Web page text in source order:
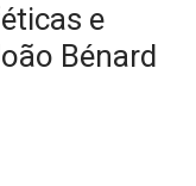
e
Bénard